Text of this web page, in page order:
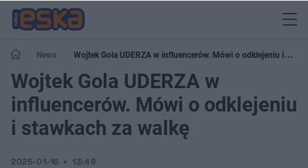
News
Wojtek Gola UDERZA w influencerów. Mówi o odklejeniu i
stawkach za walkę
Wojtek Gola UDERZA w
influencerów. Mówi o odklejeniu
i stawkach za walkę
2025-01-16 13:48